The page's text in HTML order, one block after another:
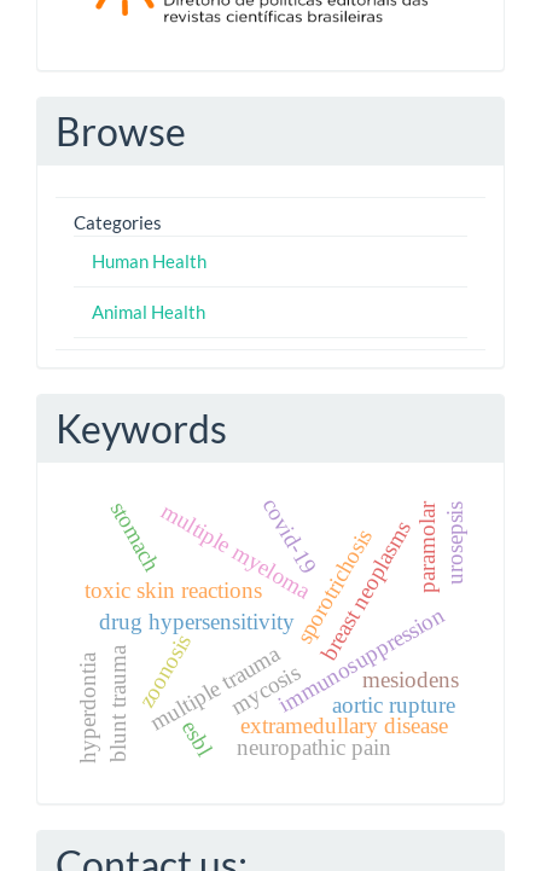
Browse
Categories
Human Health
Animal Health
Keywords
toxic skin reactions
drug hypersensitivitysporotrichosis
zoonosis mycosisimmunosuppression
aortic rupture
multiple trauma
blunt trauma
multiple myelomabreast neoplasms
extramedullary disease
hyperdontia mesiodens
paramolarurosepsis
esbl
covid-19
neuropathic pain
stomach